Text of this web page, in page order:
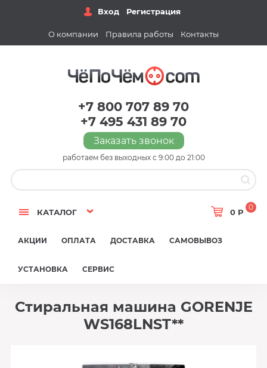
Вход Регистрация
О компании Правила работы Контакты
+7 800 707 89 70
+7 495 431 89 70
Заказать звонок
работаем без выходных с 9:00 до 21:00
КАТАЛОГ 0 Р
0
АКЦИИ ОПЛАТА ДОСТАВКА САМОВЫВОЗ
УСТАНОВКА СЕРВИС
Стиральная машина GORENJE
WS168LNST**